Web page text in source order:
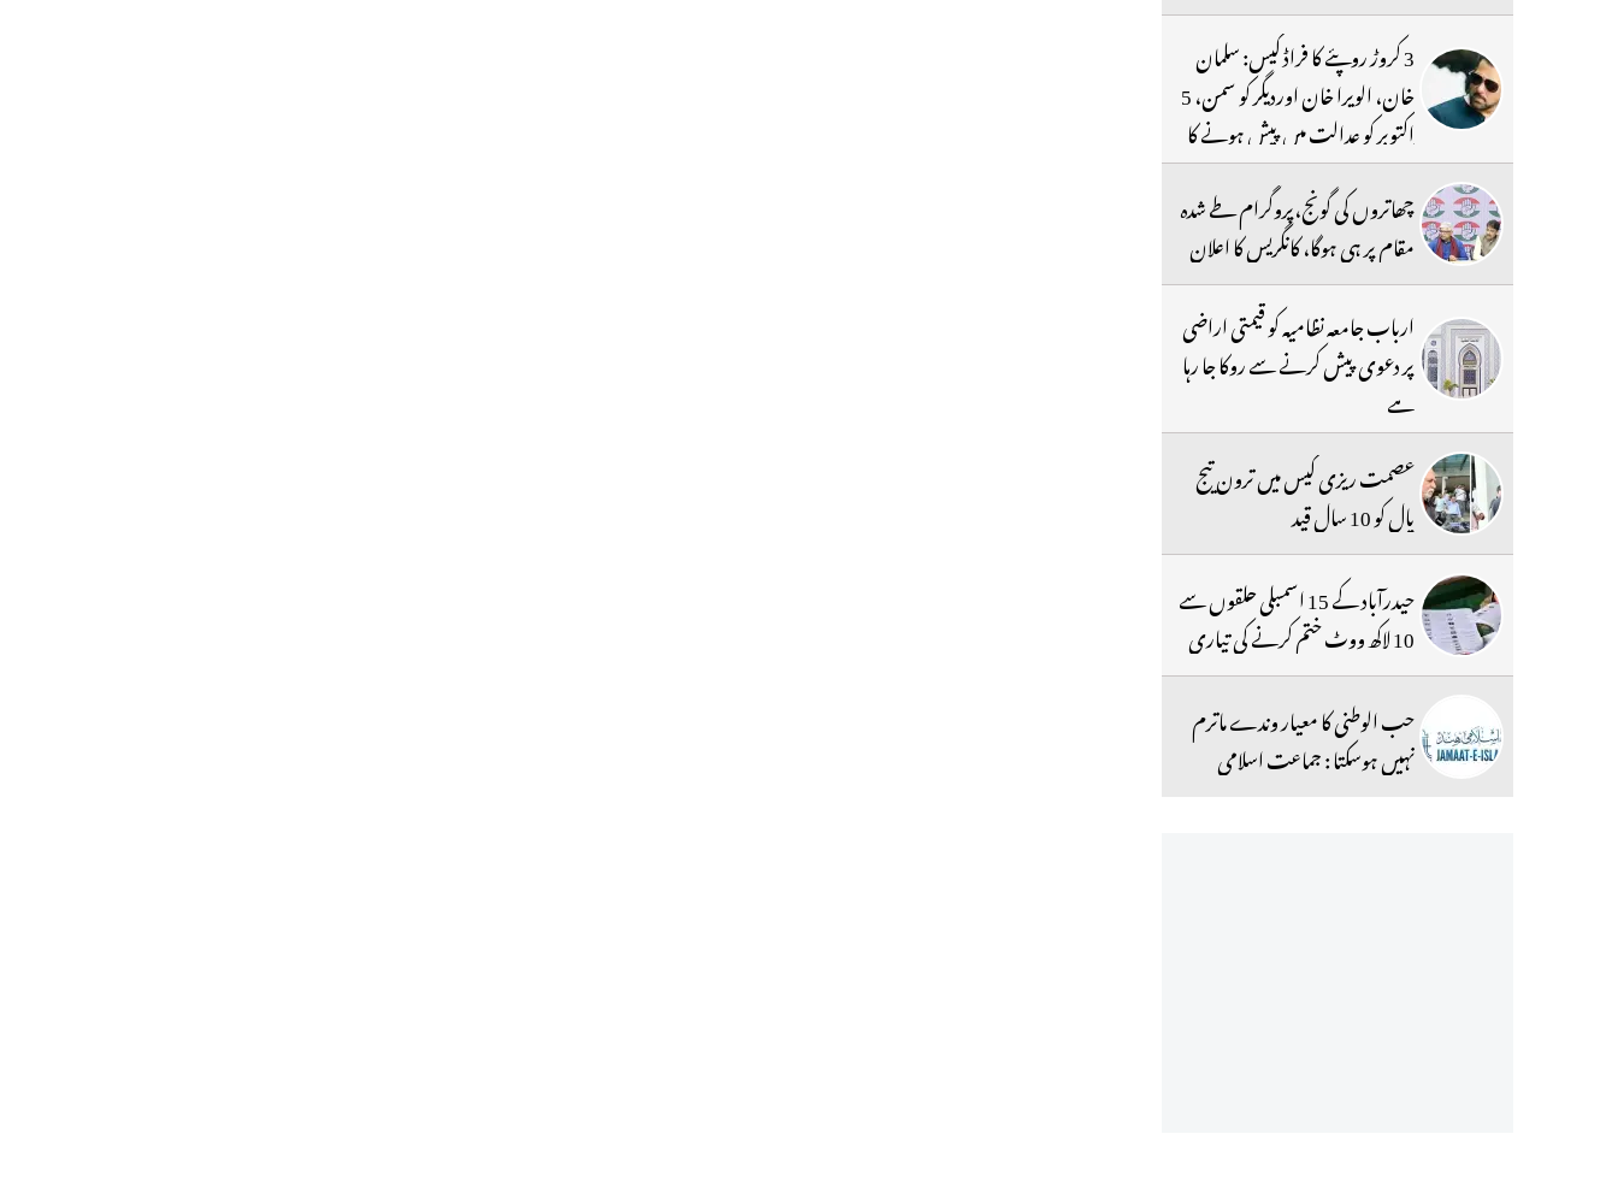
3 کروڑ روپئے کا فراڈ کیس: سلمان
خان، الویرا خان اوردیگر کو سمن، 5
اکتوبر کو عدالت میں پیش ہونے کا
حکم
چھاتروں کی گونج،پروگرام طے شدہ
مقام پر ہی ہوگا، کانگریس کا اعلان
ارباب جامعہ نظامیہ کو قیمتی اراضی
پر دعوی پیش کرنے سے روکا جا رہا
ہے
عصمت ریزی کیس میں ترون تیج
پال کو 10 سال قید
حیدرآباد کے 15 اسمبلی حلقوں سے
10 لاکھ ووٹ ختم کرنے کی تیاری
حب الوطنی کا معیار وندے ماترم
نہیں ہوسکتا : جماعت اسلامی